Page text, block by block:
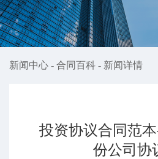
新闻中心 - 合同百科 - 新闻详情
投资协议合同范
份公司协